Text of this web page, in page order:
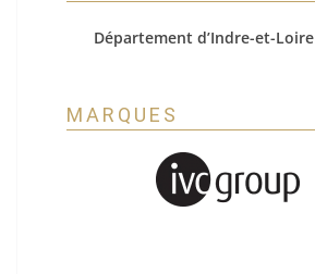
Département d’Indre-et-Loire
MARQUES